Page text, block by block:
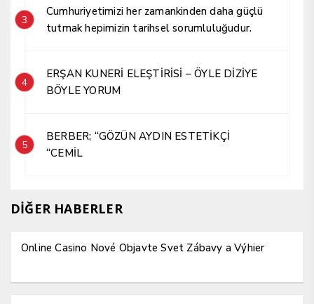
3
Cumhuriyetimizi her zamankinden daha güçlü
tutmak hepimizin tarihsel sorumluluğudur.
4
ERŞAN KUNERİ ELEŞTİRİSİ – ÖYLE DİZİYE
BÖYLE YORUM
5
BERBER; “GÖZÜN AYDIN ESTETİKÇİ
“CEMİL
DİĞER HABERLER
Online Casino Nové Objavte Svet Zábavy a Výhier